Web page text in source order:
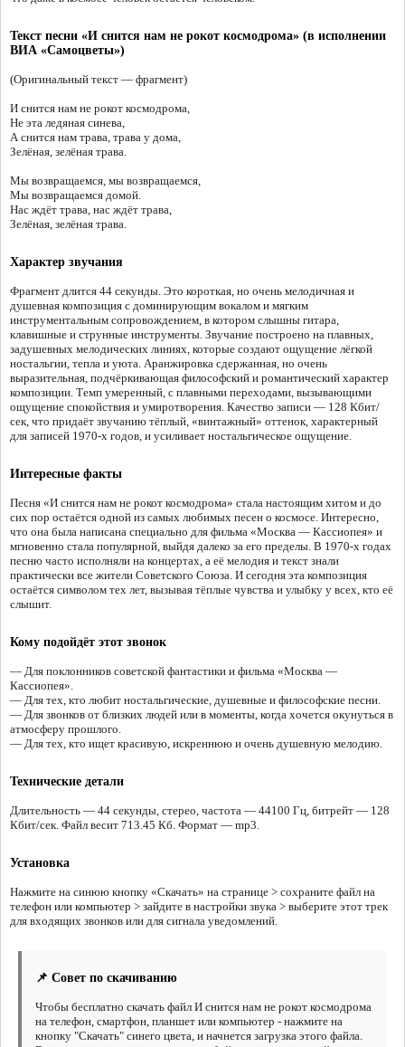
Текст песни «И снится нам не рокот космодрома» (в исполнении
ВИА «Самоцветы»)
(Оригинальный текст — фрагмент)
И снится нам не рокот космодрома,
Не эта ледяная синева,
А снится нам трава, трава у дома,
Зелёная, зелёная трава.
Мы возвращаемся, мы возвращаемся,
Мы возвращаемся домой.
Нас ждёт трава, нас ждёт трава,
Зелёная, зелёная трава.
Характер звучания
Фрагмент длится 44 секунды. Это короткая, но очень мелодичная и
душевная композиция с доминирующим вокалом и мягким
инструментальным сопровождением, в котором слышны гитара,
клавишные и струнные инструменты. Звучание построено на плавных,
задушевных мелодических линиях, которые создают ощущение лёгкой
ностальгии, тепла и уюта. Аранжировка сдержанная, но очень
выразительная, подчёркивающая философский и романтический характер
композиции. Темп умеренный, с плавными переходами, вызывающими
ощущение спокойствия и умиротворения. Качество записи — 128 Кбит/
сек, что придаёт звучанию тёплый, «винтажный» оттенок, характерный
для записей 1970-х годов, и усиливает ностальгическое ощущение.
Интересные факты
Песня «И снится нам не рокот космодрома» стала настоящим хитом и до
сих пор остаётся одной из самых любимых песен о космосе. Интересно,
что она была написана специально для фильма «Москва — Кассиопея» и
мгновенно стала популярной, выйдя далеко за его пределы. В 1970-х годах
песню часто исполняли на концертах, а её мелодия и текст знали
практически все жители Советского Союза. И сегодня эта композиция
остаётся символом тех лет, вызывая тёплые чувства и улыбку у всех, кто её
слышит.
Кому подойдёт этот звонок
— Для поклонников советской фантастики и фильма «Москва —
Кассиопея».
— Для тех, кто любит ностальгические, душевные и философские песни.
— Для звонков от близких людей или в моменты, когда хочется окунуться в
атмосферу прошлого.
— Для тех, кто ищет красивую, искреннюю и очень душевную мелодию.
Технические детали
Длительность — 44 секунды, стерео, частота — 44100 Гц, битрейт — 128
Кбит/сек. Файл весит 713.45 Кб. Формат — mp3.
Установка
Нажмите на синюю кнопку «Скачать» на странице > сохраните файл на
телефон или компьютер > зайдите в настройки звука > выберите этот трек
для входящих звонков или для сигнала уведомлений.
📌 Совет по скачиванию
Чтобы бесплатно скачать файл И снится нам не рокот космодрома
на телефон, смартфон, планшет или компьютер - нажмите на
кнопку "Скачать" синего цвета, и начнется загрузка этого файла.